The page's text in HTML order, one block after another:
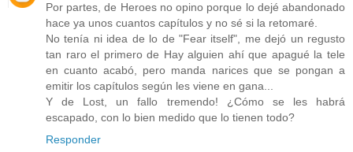
Por partes, de Heroes no opino porque lo dejé abandonado
hace ya unos cuantos capítulos y no sé si la retomaré.
No tenía ni idea de lo de "Fear itself", me dejó un regusto
tan raro el primero de Hay alguien ahí que apagué la tele
en cuanto acabó, pero manda narices que se pongan a
emitir los capítulos según les viene en gana...
Y de Lost, un fallo tremendo! ¿Cómo se les habrá
escapado, con lo bien medido que lo tienen todo?
Responder